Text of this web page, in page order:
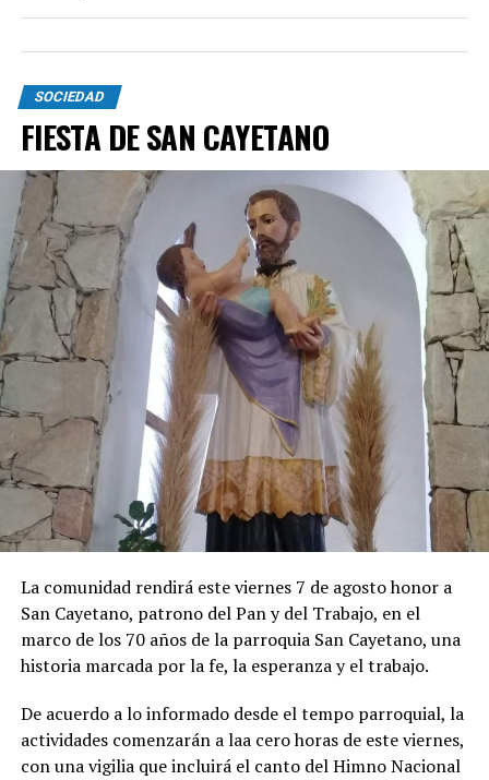
SOCIEDAD
FIESTA DE SAN CAYETANO
La comunidad rendirá este viernes 7 de agosto honor a
San Cayetano, patrono del Pan y del Trabajo, en el
marco de los 70 años de la parroquia San Cayetano, una
historia marcada por la fe, la esperanza y el trabajo.
De acuerdo a lo informado desde el tempo parroquial, la
actividades comenzarán a laa cero horas de este viernes,
con una vigilia que incluirá el canto del Himno Nacional